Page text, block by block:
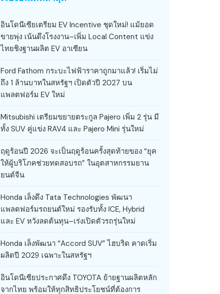
อินโดนีเซียเตรียม EV Incentive ชุดใหม่! แม้ยอด
ขายพุ่ง เน้นดึงโรงงาน–เพิ่ม Local Content แข่ง
ไทยชิงฐานผลิต EV อาเซียน
Ford Fathom กระบะไฟฟ้าราคาถูกมาแล้ว! เริ่มไม่
ถึง 1 ล้านบาทในสหรัฐฯ เปิดตัวปี 2027 บน
แพลตฟอร์ม EV ใหม่
Mitsubishi เตรียมขยายตระกูล Pajero เพิ่ม 2 รุ่น มี
ทั้ง SUV คู่แข่ง RAV4 และ Pajero Mini รุ่นใหม่
ฤดูร้อนปี 2026 จะเป็นฤดูร้อนครั้งสุดท้ายของ “ยุค
ให้ผู้บริโภคช่วยทดสอบรถ” ในอุตสาหกรรมยาน
ยนต์จีน
Honda เล็งดึง Tata Technologies พัฒนา
แพลตฟอร์มรถยนต์ใหม่ รองรับทั้ง ICE, Hybrid
และ EV หวังลดต้นทุน–เร่งเปิดตัวรถรุ่นใหม่
Honda เล็งพัฒนา “Accord SUV” ไฮบริด คาดเริ่ม
ผลิตปี 2029 เฉพาะในสหรัฐฯ
อินโดนีเซียประกาศดึง TOYOTA ย้ายฐานผลิตหลัก
จากไทย พร้อมให้ทุกสิทธิประโยชน์ที่ต้องการ